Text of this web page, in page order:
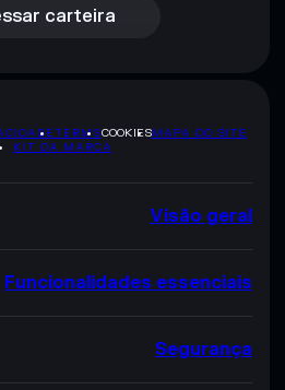
carteira
TERMSCOOKIESMAPA DO SITE
KIT DA MARCA
Visão geral
Funcionalidades essenciais
Segurança